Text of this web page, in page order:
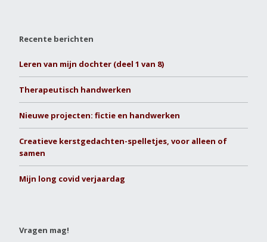
Recente berichten
Leren van mijn dochter (deel 1 van 8)
Therapeutisch handwerken
Nieuwe projecten: fictie en handwerken
Creatieve kerstgedachten-spelletjes, voor alleen of
samen
Mijn long covid verjaardag
Vragen mag!